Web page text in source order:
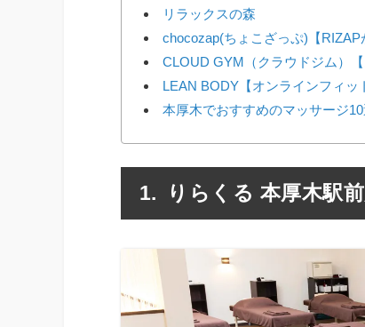
リラックスの森
chocozap(ちょこざっぷ)【RIZAP
CLOUD GYM（クラウドジム）
LEAN BODY【オンラインフィッ
本厚木でおすすめのマッサージ
りらくる 本厚木駅